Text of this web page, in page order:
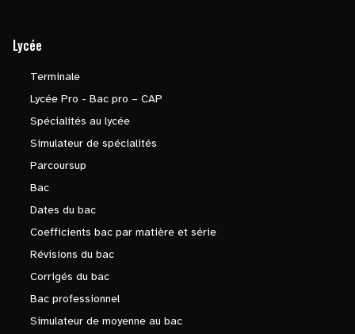
Lycée
Terminale
Lycée Pro - Bac pro – CAP
Spécialités au lycée
Simulateur de spécialités
Parcoursup
Bac
Dates du bac
Coefficients bac par matière et série
Révisions du bac
Corrigés du bac
Bac professionnel
Simulateur de moyenne au bac